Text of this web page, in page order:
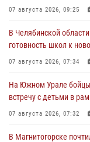
07 августа 2026, 09:25
В Челябинской
готовность школ к
07 августа 2026, 07:34
На Южном Урале
встречу с детьми в
07 августа 2026, 07:32
В Магнитогорске